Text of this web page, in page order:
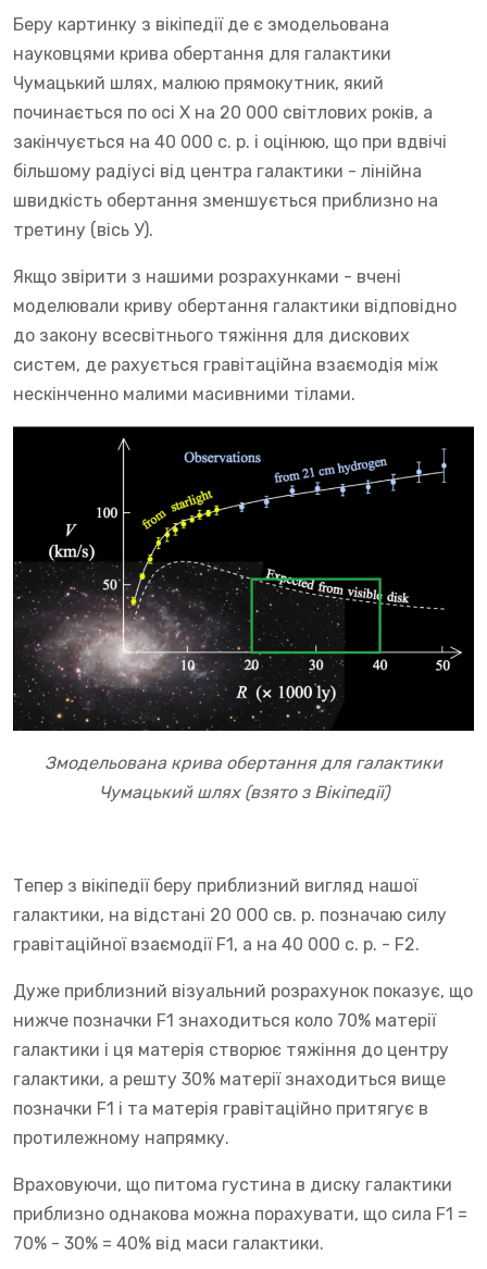
Беру картинку з вікіпедії де є змодельована
науковцями крива обертання для галактики
Чумацький шлях, малюю прямокутник, який
починається по осі Х на 20 000 світлових років, а
закінчується на 40 000 с. р. і оцінюю, що при вдвічі
більшому радіусі від центра галактики - лінійна
швидкість обертання зменшується приблизно на
третину (вісь У).
Якщо звірити з нашими розрахунками - вчені
моделювали криву обертання галактики відповідно
до закону всесвітнього тяжіння для дискових
систем, де рахується гравітаційна взаємодія між
нескінченно малими масивними тілами.
Змодельована крива обертання для галактики
Чумацький шлях (взято з Вікіпедії)
Тепер з вікіпедії беру приблизний вигляд нашої
галактики, на відстані 20 000 св. р. позначаю силу
гравітаційної взаємодії F1, а на 40 000 с. р. - F2.
Дуже приблизний візуальний розрахунок показує, що
нижче позначки F1 знаходиться коло 70% матерії
галактики і ця матерія створює тяжіння до центру
галактики, а решту 30% матерії знаходиться вище
позначки F1 і та матерія гравітаційно притягує в
протилежному напрямку.
Враховуючи, що питома густина в диску галактики
приблизно однакова можна порахувати, що сила F1 =
70% - 30% = 40% від маси галактики.